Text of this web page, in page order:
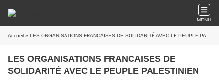
MENU
Accueil » LES ORGANISATIONS FRANCAISES DE SOLIDARITÉ AVEC LE PEUPLE PALESTINIEN
LES ORGANISATIONS FRANCAISES DE
SOLIDARITÉ AVEC LE PEUPLE PALESTINIEN